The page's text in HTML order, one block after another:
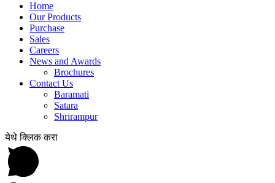
Home
Our Products
Purchase
Sales
Careers
News and Awards
Brochures
Contact Us
Baramati
Satara
Shrirampur
येथे क्लिक करा